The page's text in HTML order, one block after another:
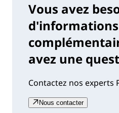
Vous avez
d'informations
avez une
Contactez nos experts
Nous contacter